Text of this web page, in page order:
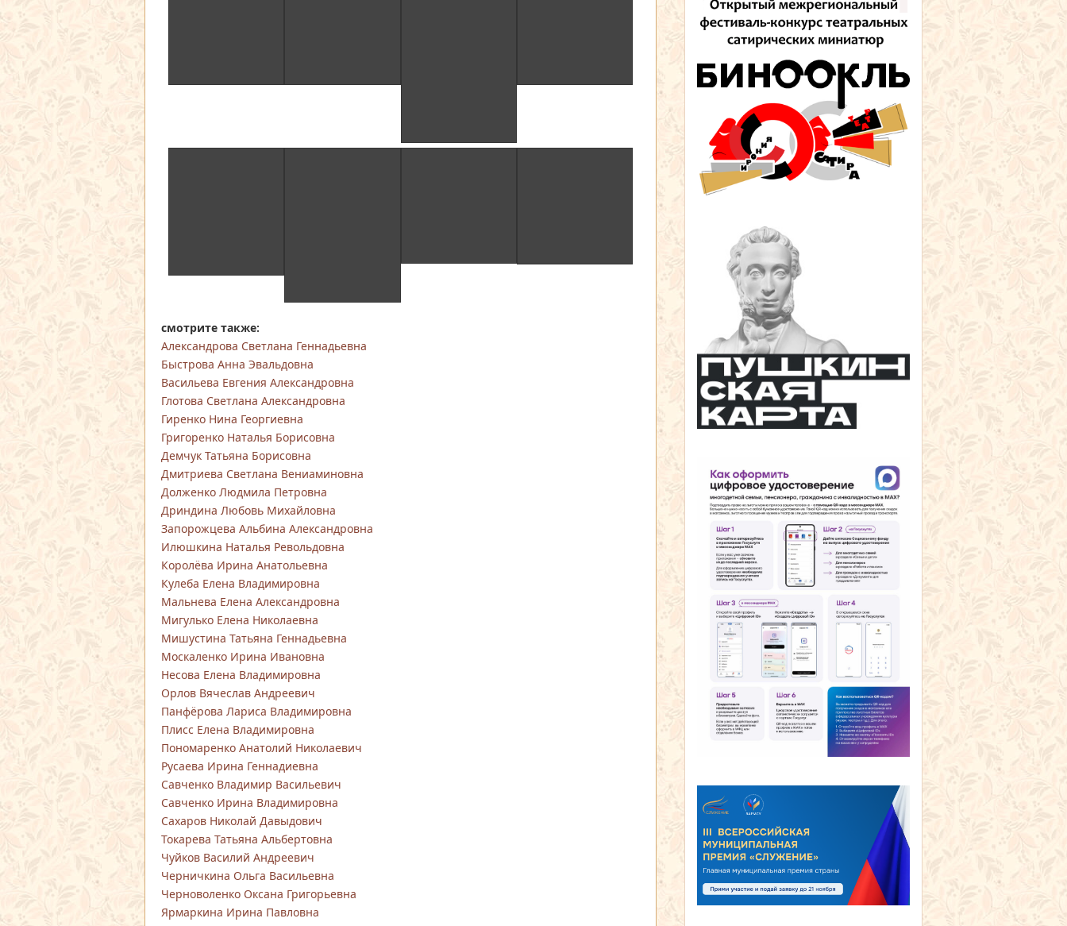
смотрите также:
Александрова Светлана Геннадьевна
Быстрова Анна Эвальдовна
Васильева Евгения Александровна
Глотова Светлана Александровна
Гиренко Нина Георгиевна
Григоренко Наталья Борисовна
Демчук Татьяна Борисовна
Дмитриева Светлана Вениаминовна
Долженко Людмила Петровна
Дриндина Любовь Михайловна
Запорожцева Альбина Александровна
Илюшкина Наталья Револьдовна
Королёва Ирина Анатольевна
Кулеба Елена Владимировна
Мальнева Елена Александровна
Мигулько Елена Николаевна
Мишустина Татьяна Геннадьевна
Москаленко Ирина Ивановна
Несова Елена Владимировна
Орлов Вячеслав Андреевич
Панфёрова Лариса Владимировна
Плисс Елена Владимировна
Пономаренко Анатолий Николаевич
Русаева Ирина Геннадиевна
Савченко Владимир Васильевич
Савченко Ирина Владимировна
Сахаров Николай Давыдович
Токарева Татьяна Альбертовна
Чуйков Василий Андреевич
Черничкина Ольга Васильевна
Черноволенко Оксана Григорьевна
Ярмаркина Ирина Павловна